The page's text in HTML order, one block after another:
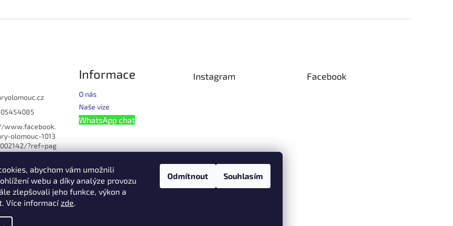
abychom vám umožnili
webu a díky analýze provozu
zlepšovali jeho funkce, výkon a
Více informacízde.
Odmítnout Souhlasím
www.facebook.
olomouc-1013
?ref=pag
Informace
O nás
Naše vize
WhatsApp chat
Instagram Facebook